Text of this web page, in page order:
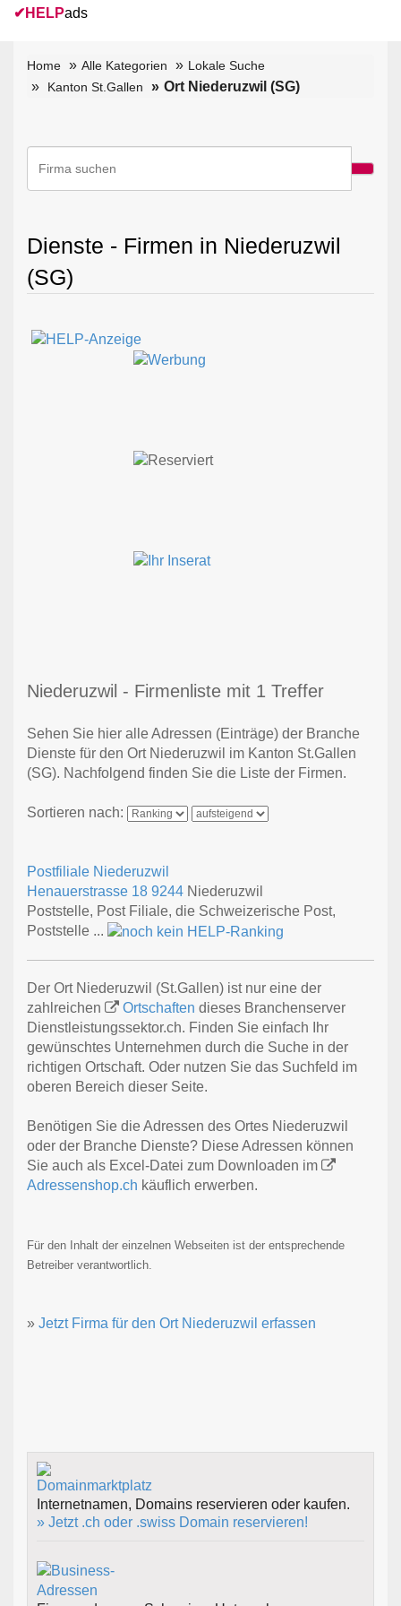
✔ HELPads
Home Alle Kategorien
Lokale Suche
Kanton St.Gallen
Ort Niederuzwil (SG)
Dienste - Firmen in Niederuzwil
(SG)
Niederuzwil - Firmenliste mit 1 Treffer
Sehen Sie hier alle Adressen (Einträge) der Branche
Dienste für den Ort Niederuzwil im Kanton St.Gallen
(SG). Nachfolgend finden Sie die Liste der Firmen.
Sortieren nach:
Postfiliale Niederuzwil
Henauerstrasse 18 9244 Niederuzwil
Poststelle, Post Filiale, die Schweizerische Post,
Poststelle ...
Der Ort Niederuzwil (St.Gallen) ist nur eine der
zahlreichen
Ortschaften dieses Branchenserver
Dienstleistungssektor.ch. Finden Sie einfach Ihr
gewünschtes Unternehmen durch die Suche in der
richtigen Ortschaft. Oder nutzen Sie das Suchfeld im
oberen Bereich dieser Seite.
Benötigen Sie die Adressen des Ortes Niederuzwil
oder der Branche Dienste? Diese Adressen können
Sie auch als Excel-Datei zum Downloaden im
Adressenshop.ch käuflich erwerben.
Für den Inhalt der einzelnen Webseiten ist der entsprechende
Betreiber verantwortlich.
» Jetzt Firma für den Ort Niederuzwil erfassen
Internetnamen, Domains reservieren oder kaufen.
» Jetzt .ch oder .swiss Domain reservieren!